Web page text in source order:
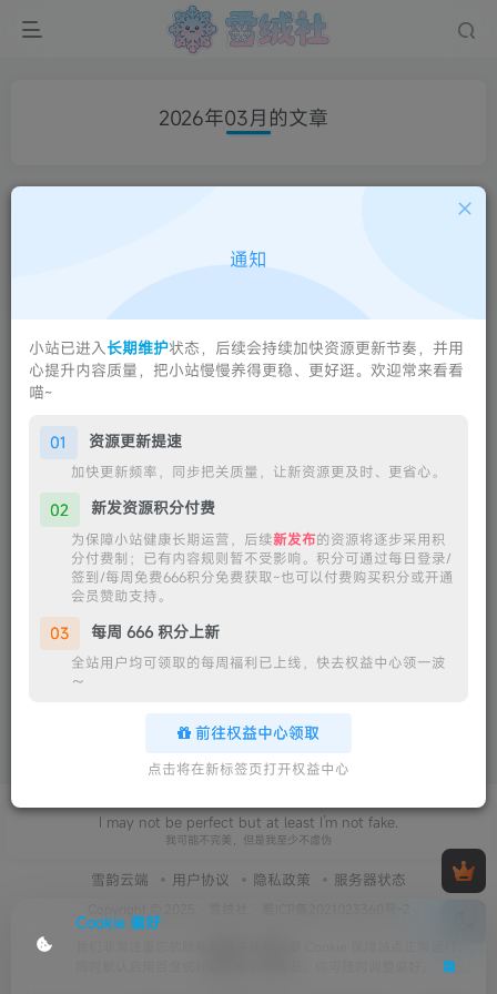
2026年03月的文章
【SLG/精翻汉化】ぐるぐる痴漢電車/
@zodgame精翻汉化步兵版
深夜部
I may not be perfect but at least I’m not fake.
我可能不完美，但是我至少不虚伪
雪韵云端 用户协议 隐私政策 服务器状态
Cookie 偏好
隐私
通知
小站已进入长期维护状态，后续会持续加快资源更新节奏，并用
心提升内容质量，把小站慢慢养得更稳、更好逛。欢迎常来看看
喵~
01 资源更新提速
加快更新频率，同步把关质量，让新资源更及时、更省心。
02 新发资源积分付费
为保障小站健康长期运营，后续新发布的资源将逐步采用积
分付费制；已有内容规则暂不受影响。积分可通过每日登录/
签到/每周免费666积分免费获取~也可以付费购买积分或开通
会员赞助支持。
03 每周 666 积分上新
全站用户均可领取的每周福利已上线，快去权益中心领一波
～
前往权益中心领取
点击将在新标签页打开权益中心